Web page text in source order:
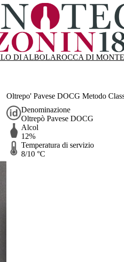
DI ALBOLAROCCA DI
Oltrepo' Pavese DOCG Metodo
Denominazione
Oltrepò Pavese DOCG
Alcol
12%
Temperatura di servizio
8/10 °C